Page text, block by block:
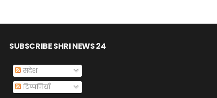
SUBSCRIBE SHRI NEWS 24
संदेश
टिप्पणियाँ